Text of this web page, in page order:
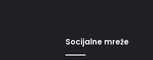
Socijalne mreže